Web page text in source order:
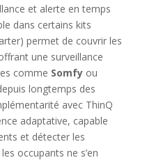
et alerte en temps
dans certains kits
permet de couvrir les
une surveillance
comme Somfyou
longtemps des
avec ThinQ
adaptative, capable
et détecter les
occupants ne s’en